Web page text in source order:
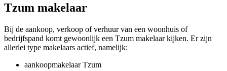
Tzum makelaar
Bij de aankoop, verkoop of verhuur van een woonhuis of
bedrijfspand komt gewoonlijk een Tzum makelaar kijken. Er zijn
allerlei type makelaars actief, namelijk:
aankoopmakelaar Tzum